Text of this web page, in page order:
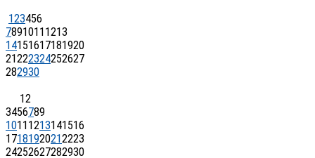
123456
7891011 1213
14151617181920
21222324252627
282930
12
3456789
1011 1213141516
17181920212223
24252627282930